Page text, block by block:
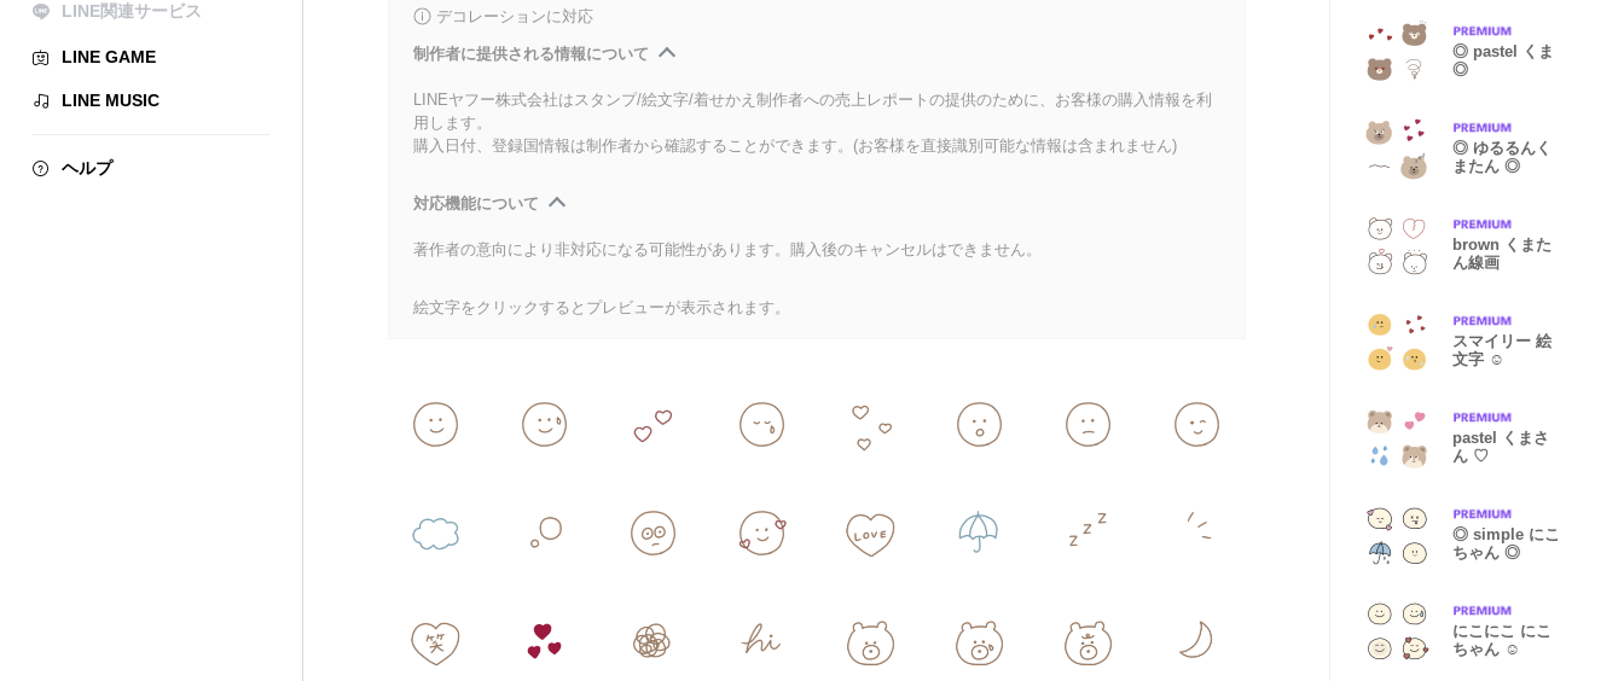
LINE関連サービス
LINE GAME
LINE MUSIC
ヘルプ
デコレーションに対応
制作者に提供される情報について
LINEヤフー株式会社はスタンプ/絵文字/着せかえ制作者への売上レポートの提供のために、お客様の購入情報を利
用します。
購入日付、登録国情報は制作者から確認することができます。(お客様を直接識別可能な情報は含まれません)
対応機能について
著作者の意向により非対応になる可能性があります。購入後のキャンセルはできません。
絵文字をクリックするとプレビューが表示されます。
◎ pastel くま
◎
◎ ゆるるんく
またん ◎
brown くまた
ん線画
スマイリー 絵
文字 ☺︎
pastel くまさ
ん ♡
◎ simple にこ
ちゃん ◎
にこにこ にこ
ちゃん ☺︎